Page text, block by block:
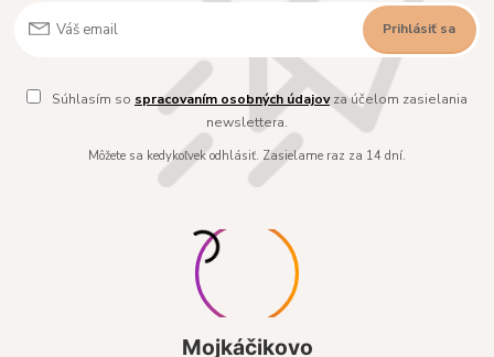
Prihlásiť sa
Súhlasím so spracovaním osobných údajovza účelom zasielania
newslettera.
Môžete sa kedykoľvek odhlásiť. Zasielame raz za 14 dní.